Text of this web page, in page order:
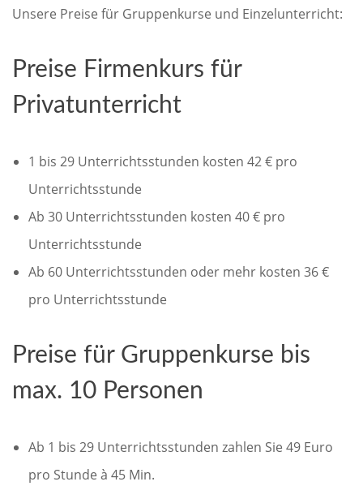
Unsere Preise für Gruppenkurse und Einzelunterricht:
Preise Firmenkurs für
Privatunterricht
1 bis 29 Unterrichtsstunden kosten 42 € pro
Unterrichtsstunde
Ab 30 Unterrichtsstunden kosten 40 € pro
Unterrichtsstunde
Ab 60 Unterrichtsstunden oder mehr kosten 36 €
pro Unterrichtsstunde
Preise für Gruppenkurse bis
max. 10 Personen
Ab 1 bis 29 Unterrichtsstunden zahlen Sie 49 Euro
pro Stunde à 45 Min.